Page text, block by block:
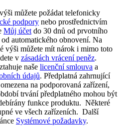
můžete požádat telefonicky
podpory nebo prostřednictvím
Můj účet do 30 dnů od prvotního
automatického obnovení. Na
výši můžete mít nárok i mimo toto
v zásadách vrácení peněz.
naše licenční smlouva a
údajů. Předplatná zahrnující
na podporovaná zařízení,
trvání předplatného mohou být
funkce produktu. Některé
ve všech zařízeních. Další
Systémové požadavky.